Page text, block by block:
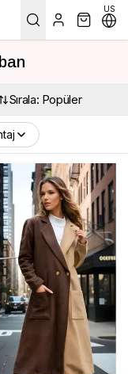
US
Sırala: Popüler